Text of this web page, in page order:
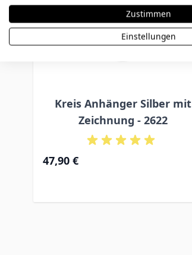
Kreis Anhänger Silber mit
Zeichnung - 2622
47,90 €
Zustimmen
Einstellungen